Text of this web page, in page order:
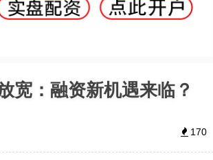
宽：融资新机遇来临？
170